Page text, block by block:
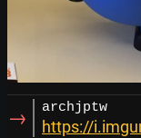
→ archjptw
https://